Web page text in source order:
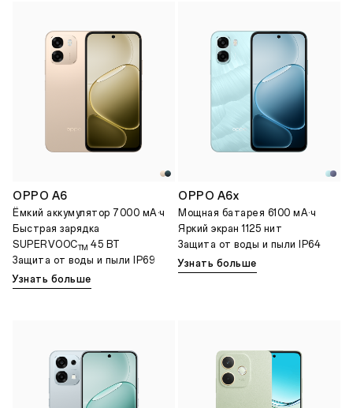
OPPO A6
Ёмкий аккумулятор 7000 мА·ч
Быстрaя зapядкa
SUPERVOOCTM 45 BT
Защита от воды и пыли IP69
Узнать больше
OPPO A6x
Мощная батарея 6100 мА·ч
Яркий экран 1125 нит
Защита от воды и пыли IP64
Узнать больше